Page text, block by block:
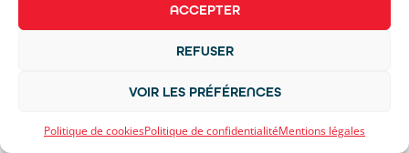
ACCEPTER
REFUSER
VOIR LES PRÉFÉRENCES
Politique de cookiesPolitique de confidentialitéMentions légales